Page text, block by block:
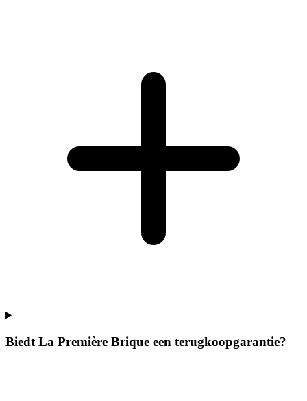
Biedt La Première Brique een terugkoopgarantie?